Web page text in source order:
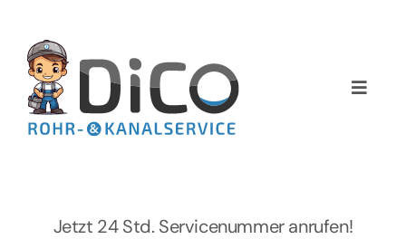
springen
Toggle
Home
Jetzt 24 Std. Servicenummer anrufen!